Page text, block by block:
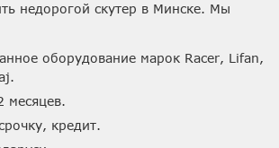
недорогой скутер в Минске. Мы
оборудование марок Racer, Lifan,
месяцев.
кредит.